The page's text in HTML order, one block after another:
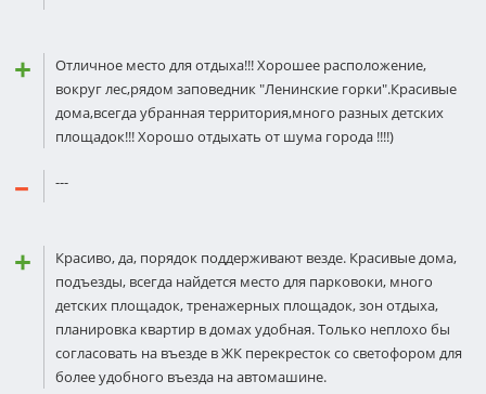
Отличное место для отдыха!!! Хорошее расположение,
вокруг лес,рядом заповедник "Ленинские горки".Красивые
дома,всегда убранная территория,много разных детских
площадок!!! Хорошо отдыхать от шума города !!!!)
---
Красиво, да, порядок поддерживают везде. Красивые дома,
подъезды, всегда найдется место для парковоки, много
детских площадок, тренажерных площадок, зон отдыха,
планировка квартир в домах удобная. Только неплохо бы
согласовать на въезде в ЖК перекресток со светофором для
более удобного въезда на автомашине.